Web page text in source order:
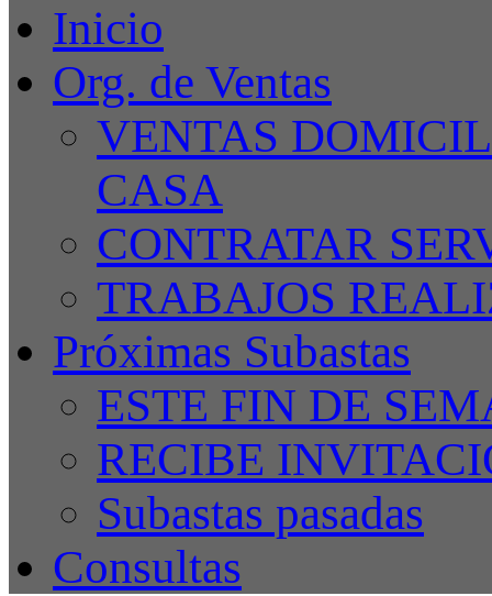
Inicio
Org. de Ventas
VENTAS
CASA
CONTRATAR
TRABAJOS
Próximas Subastas
ESTE FIN DE
RECIBE
Subastas pasadas
Consultas